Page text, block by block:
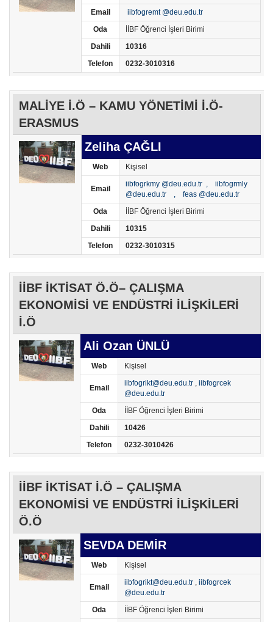
Email
iibfogremt @deu.edu.tr
Oda
İİBF Öğrenci İşleri Birimi
Dahili
10316
Telefon
0232-3010316
MALİYE İ.Ö – KAMU YÖNETİMİ İ.Ö-
ERASMUS
Zeliha ÇAĞLI
Web Kişisel
Email
iibfogrkmy @deu.edu.tr , iibfogrmly
@deu.edu.tr , feas @deu.edu.tr
Oda
İİBF Öğrenci İşleri Birimi
Dahili
10315
Telefon
0232-3010315
İİBF İKTİSAT Ö.Ö– ÇALIŞMA
EKONOMİSİ VE ENDÜSTRİ İLİŞKİLERİ
İ.Ö
Ali Ozan ÜNLÜ
Web Kişisel
Email
iibfogrikt@deu.edu.tr , iibfogrcek
@deu.edu.tr
Oda
İİBF Öğrenci İşleri Birimi
Dahili
10426
Telefon
0232-3010426
İİBF İKTİSAT İ.Ö – ÇALIŞMA
EKONOMİSİ VE ENDÜSTRİ İLİŞKİLERİ
Ö.Ö
SEVDA DEMİR
Web Kişisel
Email
iibfogrikt@deu.edu.tr , iibfogrcek
@deu.edu.tr
Oda
İİBF Öğrenci İşleri Birimi